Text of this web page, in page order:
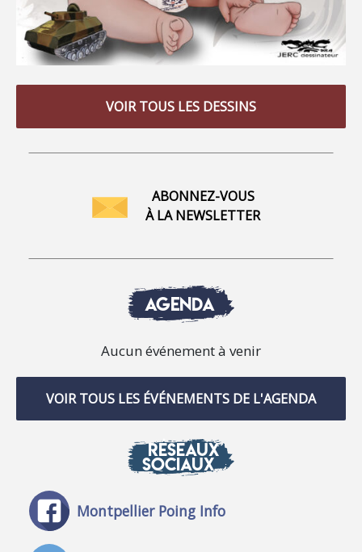
VOIR TOUS LES DESSINS
ABONNEZ-VOUS
À LA NEWSLETTER
AGENDA
Aucun événement à venir
VOIR TOUS LES ÉVÉNEMENTS DE L'AGENDA
RÉSEAUX
SOCIAUX
Montpellier Poing Info